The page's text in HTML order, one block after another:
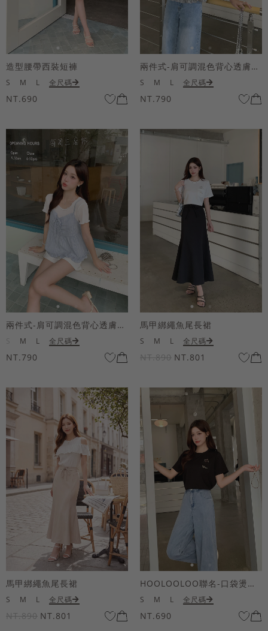
造型腰帶西裝短褲
S M L 全尺碼
NT.690
兩件式-肩可調混色背心透膚上衣套組
S M L 全尺碼
NT.790
兩件式-肩可調混色背心透膚上衣套組
M L 全尺碼
NT.790
馬甲綁繩魚尾長裙
S M L 全尺碼
NT.890 NT.801
馬甲綁繩魚尾長裙
S M L 全尺碼
NT.890 NT.801
HOOLOOLOO聯名-口袋燙金KUKU熊短袖上衣
S M L 全尺碼
NT.690